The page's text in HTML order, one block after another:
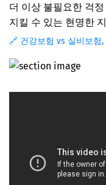
더 이상 불필요한 걱
지킬 수 있는 현명한
🔗 건강보험 vs 실비보험,